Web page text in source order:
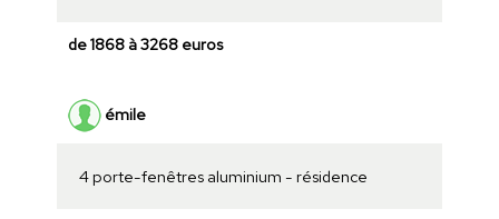
de 1868 à 3268 euros
émile
4 porte-fenêtres aluminium - résidence